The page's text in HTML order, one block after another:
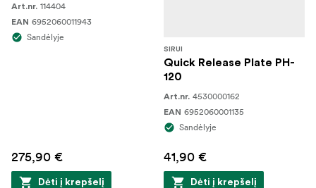
Art.nr. 114404
EAN 6952060011943
Sandėlyje
275,90 €
Dėti į krepšelį
SIRUI
Quick Release Plate PH-
120
Art.nr. 4530000162
EAN 6952060001135
Sandėlyje
41,90 €
Dėti į krepšelį